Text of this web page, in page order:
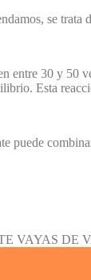
se
entre 30 y 50
Esta
puede